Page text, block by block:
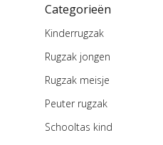
Categorieën
Kinderrugzak
Rugzak jongen
Rugzak meisje
Peuter rugzak
Schooltas kind